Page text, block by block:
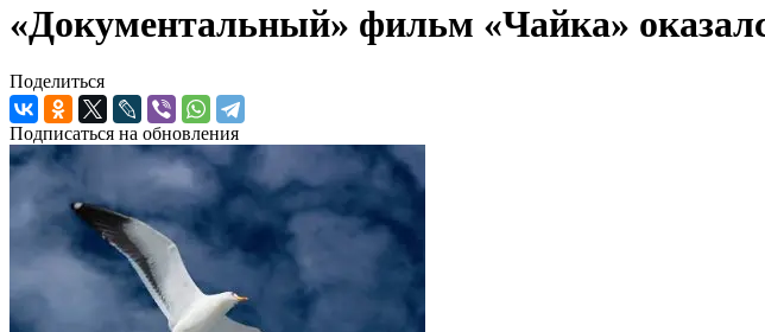
«Документальный» фильм «Чайка»
Поделиться
Подписаться на обновления